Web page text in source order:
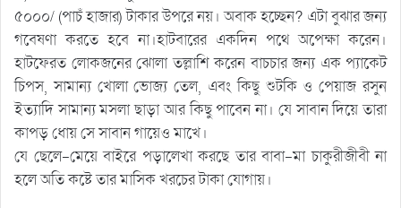
৫০০০/ (পাচঁ হাজার) টাকার উপরে নয়। অবাক হচ্ছেন? এটা বুঝার জন্য
গবেষণা করতে হবে না।হাটবারের একদিন পথে অপেক্ষা করেন।
হাটফেরত লোকজনের ঝোলা তল্লাশি করেন বাচচার জন্য এক প্যাকেট
চিপস, সামান্য খোলা ভোজ্য তেল, এবং কিছু শুটকি ও পেয়াজ রসুন
ইত্যাদি সামান্য মসলা ছাড়া আর কিছু পাবেন না। যে সাবান দিয়ে তারা
কাপড় ধোয় সে সাবান গায়েও মাখে।
যে ছেলে-মেয়ে বাইরে পড়ালেখা করছে তার বাবা-মা চাকুরীজীবী না
হলে অতি কষ্টে তার মাসিক খরচের টাকা যোগায়।